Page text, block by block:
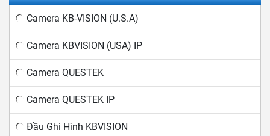
Camera KB-VISION (U.S.A)
Camera KBVISION (USA) IP
Camera QUESTEK
Camera QUESTEK IP
Đầu Ghi Hình KBVISION